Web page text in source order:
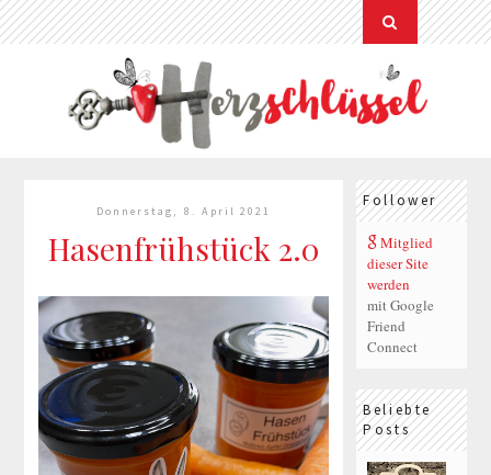
Donnerstag, 8. April 2021
Hasenfrühstück 2.0
Follower
Mitglied
dieser Site
werden
mit Google
Friend
Connect
Beliebte
Posts